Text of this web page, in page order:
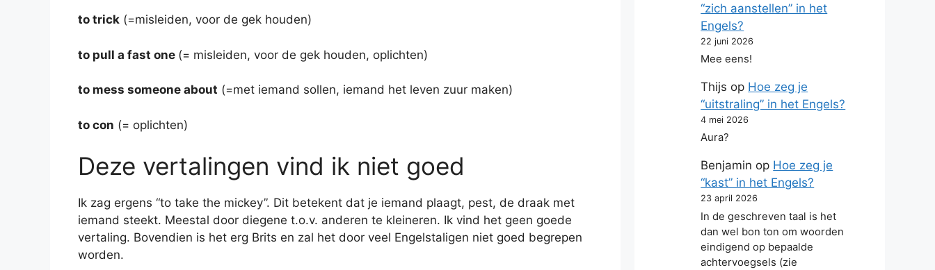
to trick (=misleiden, voor de gek houden)
to pull a fast one (= misleiden, voor de gek houden, oplichten)
to mess someone about (=met iemand sollen, iemand het leven zuur maken)
to con (= oplichten)
Deze vertalingen vind ik niet goed
Ik zag ergens “to take the mickey”. Dit betekent dat je iemand plaagt, pest, de draak met
iemand steekt. Meestal door diegene t.o.v. anderen te kleineren. Ik vind het geen goede
vertaling. Bovendien is het erg Brits en zal het door veel Engelstaligen niet goed begrepen
worden.
“zich aanstellen” in het
Engels?
22 juni 2026
Mee eens!
Thijs op Hoe zeg je
“uitstraling” in het Engels?
4 mei 2026
Aura?
Benjamin op Hoe zeg je
“kast” in het Engels?
23 april 2026
In de geschreven taal is het
dan wel bon ton om woorden
eindigend op bepaalde
achtervoegsels (zie